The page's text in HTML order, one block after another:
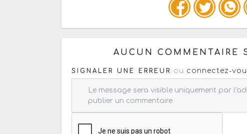
Copiez les infos ci-dessous
AUCUN COMMENTAIRE
SIGNALER UNE ERREUR ou connectez-